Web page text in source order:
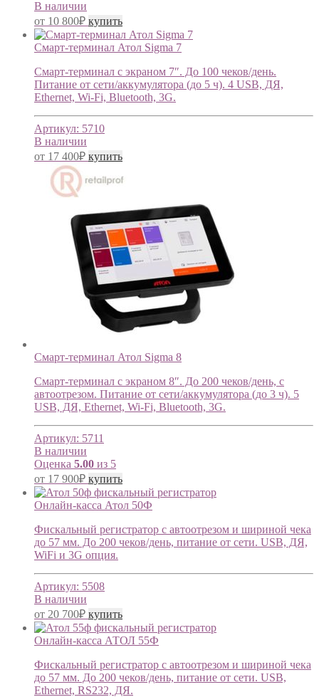
В наличии
от 10 800₽ купить
Смарт-терминал Атол Sigma 7
Смарт-терминал с экраном 7″. До 100 чеков/день.
Питание от сети/аккумулятора (до 5 ч). 4 USB, ДЯ,
Ethernet, Wi-Fi, Bluetooth, 3G.
Артикул: 5710
В наличии
от 17 400₽ купить
Cмарт-терминал Атол Sigma 8
Смарт-терминал с экраном 8″. До 200 чеков/день, с
автоотрезом. Питание от сети/аккумулятора (до 3 ч). 5
USB, ДЯ, Ethernet, Wi-Fi, Bluetooth, 3G.
Артикул: 5711
В наличии
Оценка 5.00 из 5
от 17 900₽ купить
Онлайн-касса Атол 50Ф
Фискальный регистратор с автоотрезом и шириной чека
до 57 мм. До 200 чеков/день, питание от сети. USB, ДЯ,
WiFi и 3G опция.
Артикул: 5508
В наличии
от 20 700₽ купить
Онлайн-касса АТОЛ 55Ф
Фискальный регистратор с автоотрезом и шириной чека
до 57 мм. До 200 чеков/день, питание от сети. USB,
Ethernet, RS232, ДЯ.